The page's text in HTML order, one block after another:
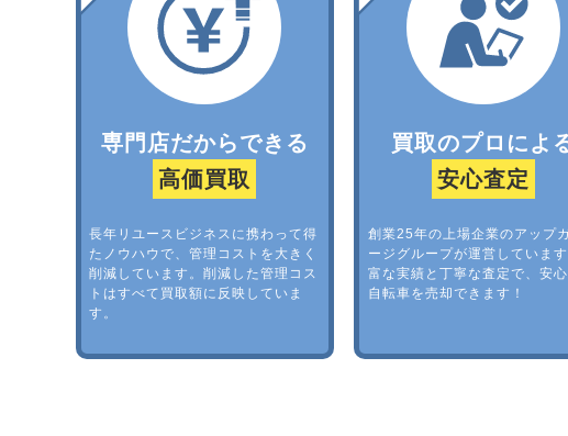
専門店だからできる
高価買取
長年リユースビジネスに携わって得
たノウハウで、管理コストを大きく
削減しています。削減した管理コス
トはすべて買取額に反映していま
す。
買取のプロによ
安心査定
創業25年の上場企業のアップ
ージグループが運営していま
富な実績と丁寧な査定で、安
自転車を売却できます！